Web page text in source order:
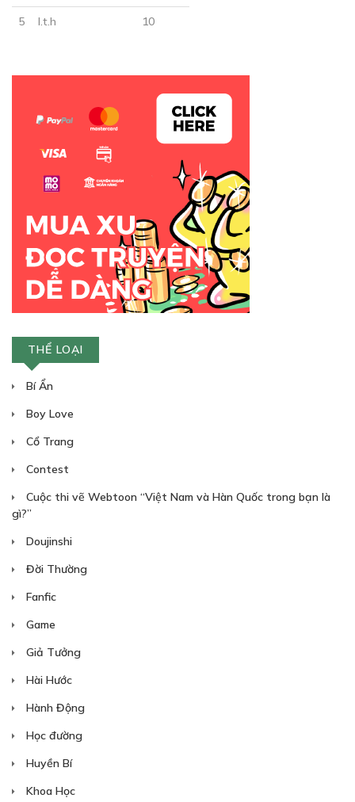
5 l.t.h 10
THỂ LOẠI
Bí Ẩn
Boy Love
Cổ Trang
Contest
Cuộc thi vẽ Webtoon “Việt Nam và Hàn Quốc trong bạn là
gì?”
Doujinshi
Đời Thường
Fanfic
Game
Giả Tưởng
Hài Hước
Hành Động
Học đường
Huyền Bí
Khoa Học